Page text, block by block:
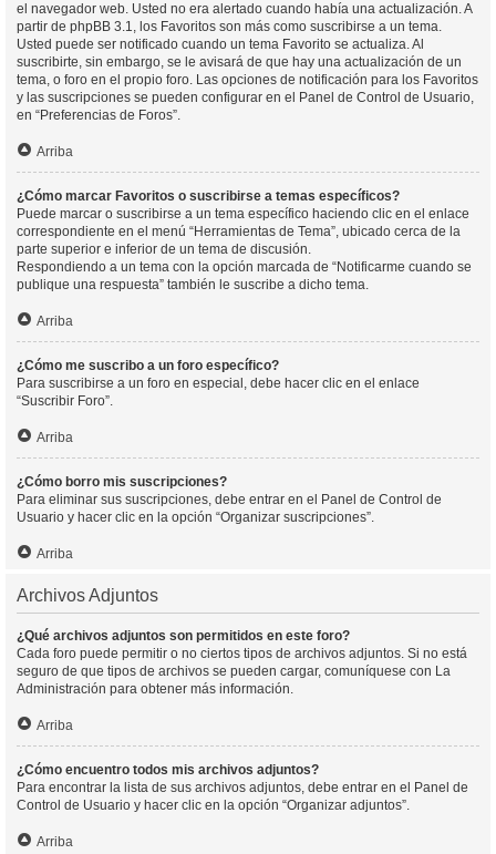
el navegador web. Usted no era alertado cuando había una actualización. A
partir de phpBB 3.1, los Favoritos son más como suscribirse a un tema.
Usted puede ser notificado cuando un tema Favorito se actualiza. Al
suscribirte, sin embargo, se le avisará de que hay una actualización de un
tema, o foro en el propio foro. Las opciones de notificación para los Favoritos
y las suscripciones se pueden configurar en el Panel de Control de Usuario,
en “Preferencias de Foros”.
Arriba
¿Cómo marcar Favoritos o suscribirse a temas específicos?
Puede marcar o suscribirse a un tema específico haciendo clic en el enlace
correspondiente en el menú “Herramientas de Tema”, ubicado cerca de la
parte superior e inferior de un tema de discusión.
Respondiendo a un tema con la opción marcada de “Notificarme cuando se
publique una respuesta” también le suscribe a dicho tema.
Arriba
¿Cómo me suscribo a un foro específico?
Para suscribirse a un foro en especial, debe hacer clic en el enlace
“Suscribir Foro”.
Arriba
¿Cómo borro mis suscripciones?
Para eliminar sus suscripciones, debe entrar en el Panel de Control de
Usuario y hacer clic en la opción “Organizar suscripciones”.
Arriba
Archivos Adjuntos
¿Qué archivos adjuntos son permitidos en este foro?
Cada foro puede permitir o no ciertos tipos de archivos adjuntos. Si no está
seguro de que tipos de archivos se pueden cargar, comuníquese con La
Administración para obtener más información.
Arriba
¿Cómo encuentro todos mis archivos adjuntos?
Para encontrar la lista de sus archivos adjuntos, debe entrar en el Panel de
Control de Usuario y hacer clic en la opción “Organizar adjuntos”.
Arriba